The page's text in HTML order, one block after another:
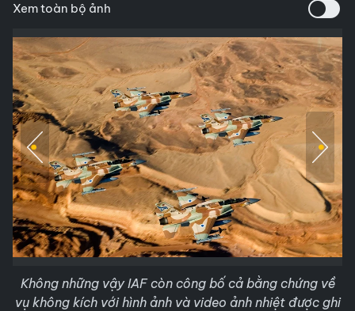
Xem toàn bộ ảnh
Không những vậy IAF còn công bố cả bằng chứng về
vụ không kích với hình ảnh và video ảnh nhiệt được ghi